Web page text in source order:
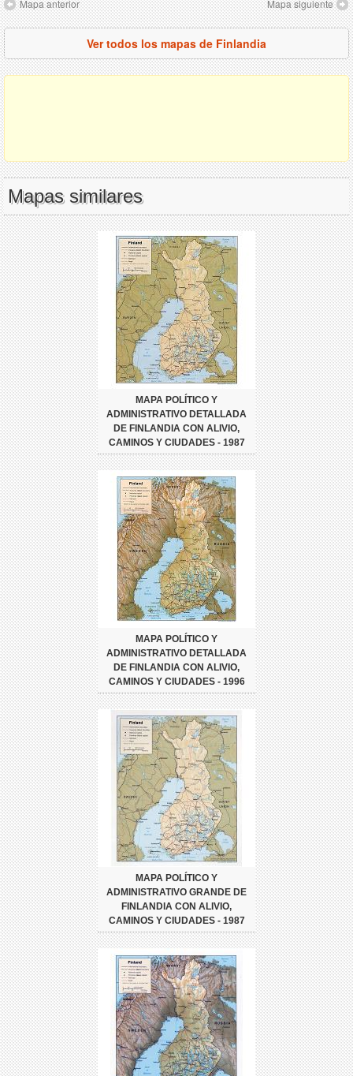
Mapa anterior Mapa siguiente
Ver todos los mapas de Finlandia
Mapas similares
MAPA POLÍTICO Y
ADMINISTRATIVO DETALLADA
DE FINLANDIA CON ALIVIO,
CAMINOS Y CIUDADES - 1987
MAPA POLÍTICO Y
ADMINISTRATIVO DETALLADA
DE FINLANDIA CON ALIVIO,
CAMINOS Y CIUDADES - 1996
MAPA POLÍTICO Y
ADMINISTRATIVO GRANDE DE
FINLANDIA CON ALIVIO,
CAMINOS Y CIUDADES - 1987